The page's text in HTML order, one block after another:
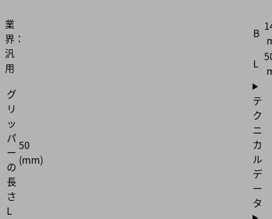
業
界：
汎
用
グ
リ
ッ
パ
ー
の
長
さ
L
50
(mm)
B
L
テ
ク
ニ
カ
ル
デ
ー
タ